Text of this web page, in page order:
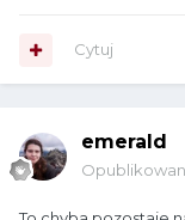
Cytuj
emerald